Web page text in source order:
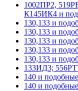
1002ПР2,
К145ИК4 и
130,133 и
130,133 и
130,133 и
130,133 и
130,133 и
133ИД3;
140 и
140 и